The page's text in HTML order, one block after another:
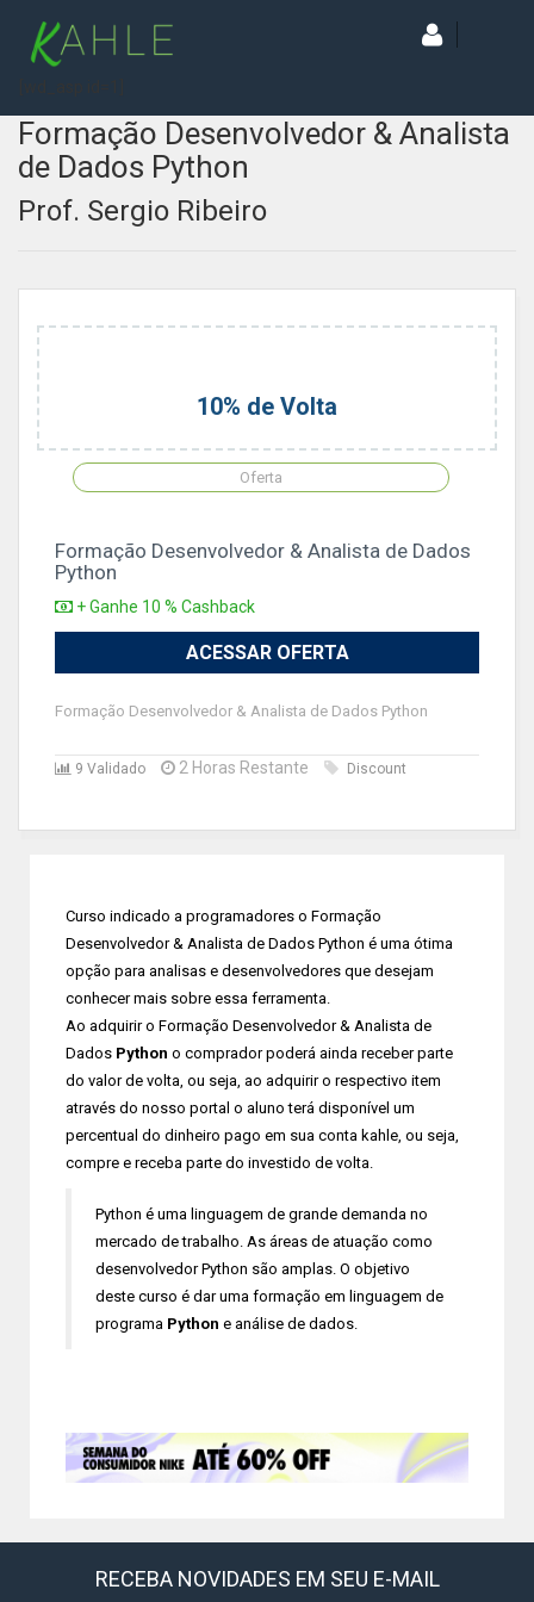
Formação Desenvolvedor & Analista
de Dados Python
Prof. Sergio Ribeiro
10% de Volta
Oferta
Formação Desenvolvedor & Analista de Dados
Python
+ Ganhe 10 % Cashback
ACESSAR OFERTA
Formação Desenvolvedor & Analista de Dados Python
9 Validado 2 Horas Restante Discount
Curso indicado a programadores o Formação
Desenvolvedor & Analista de Dados Python é uma ótima
opção para analisas e desenvolvedores que desejam
conhecer mais sobre essa ferramenta.
Ao adquirir o Formação Desenvolvedor & Analista de
Dados Python o comprador poderá ainda receber parte
do valor de volta, ou seja, ao adquirir o respectivo item
através do nosso portal o aluno terá disponível um
percentual do dinheiro pago em sua conta kahle, ou seja,
compre e receba parte do investido de volta.
Python é uma linguagem de grande demanda no
mercado de trabalho. As áreas de atuação como
desenvolvedor Python são amplas. O objetivo
deste curso é dar uma formação em linguagem de
programa Python e análise de dados.
RECEBA NOVIDADES EM SEU E-MAIL